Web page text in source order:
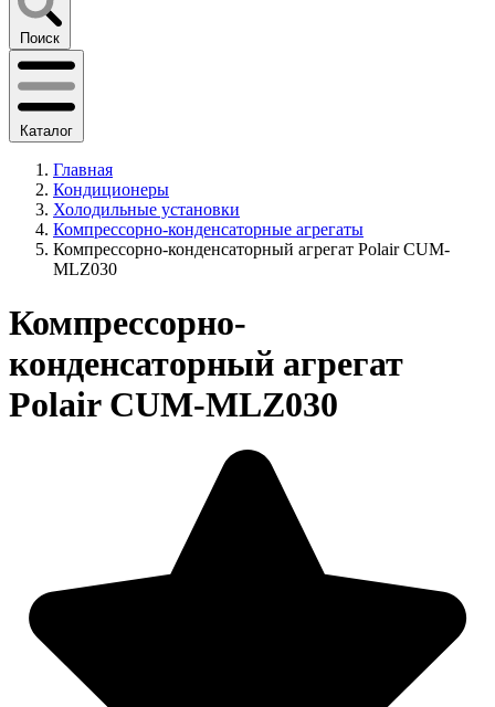
Поиск
Каталог
Главная
Кондиционеры
Холодильные установки
Компрессорно-конденсаторные агрегаты
Компрессорно-конденсаторный агрегат Polair CUM-
MLZ030
Компрессорно-
конденсаторный агрегат
Polair CUM-MLZ030